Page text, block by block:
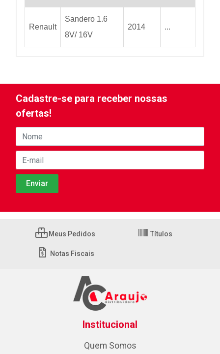
Renault
Sandero 1.6
8V/ 16V
2014 ...
Cadastre-se para receber nossas
ofertas!
Meus Pedidos Títulos
Notas Fiscais
Institucional
Quem Somos